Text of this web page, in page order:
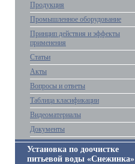
Продукция
Промышленное оборудование
Принцип действия и эффекты
применения
Статьи
Акты
Вопросы и ответы
Таблица класификации
Видеоматериалы
Документы
Установка по доочистке
питьевой воды «Снежинка»